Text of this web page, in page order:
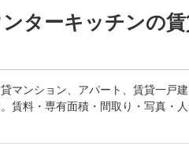
ターキッチンの
マンション、アパート、賃貸一戸
賃料・専有面積・間取り・写真・